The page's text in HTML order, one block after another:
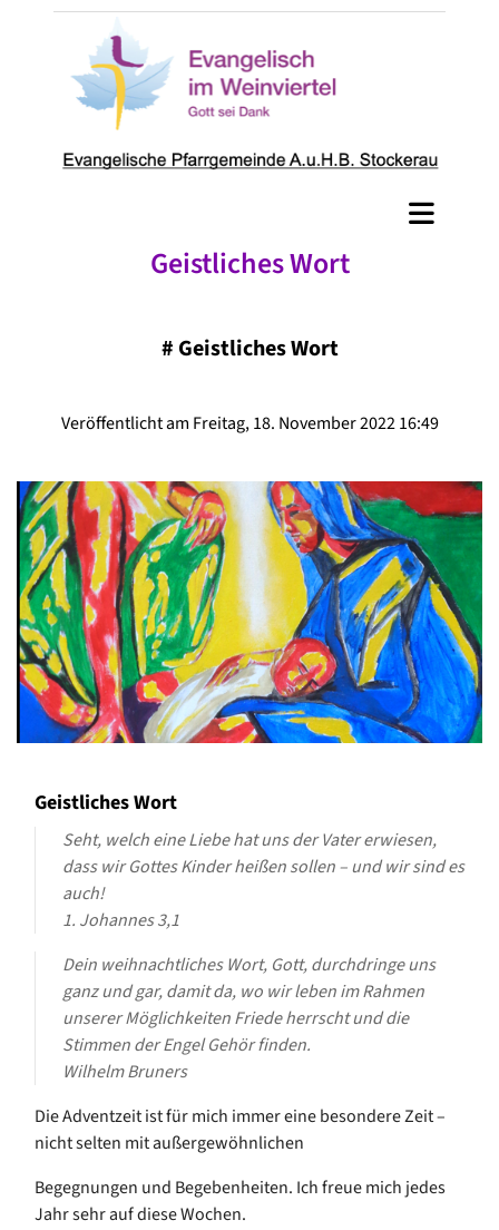
Geistliches Wort
# Geistliches Wort
Veröffentlicht am Freitag, 18. November 2022 16:49
Geistliches Wort
Seht, welch eine Liebe hat uns der Vater erwiesen,
dass wir Gottes Kinder heißen sollen – und wir sind es
auch!
1. Johannes 3,1
Dein weihnachtliches Wort, Gott, durchdringe uns
ganz und gar, damit da, wo wir leben im Rahmen
unserer Möglichkeiten Friede herrschtund die
Stimmender Engel Gehör finden.
Wilhelm Bruners
Die Adventzeit ist für mich immer eine besondere Zeit –
nicht selten mit außergewöhnlichen
Begegnungen und Begebenheiten. Ich freuemich jedes
Jahr sehr auf diese Wochen.